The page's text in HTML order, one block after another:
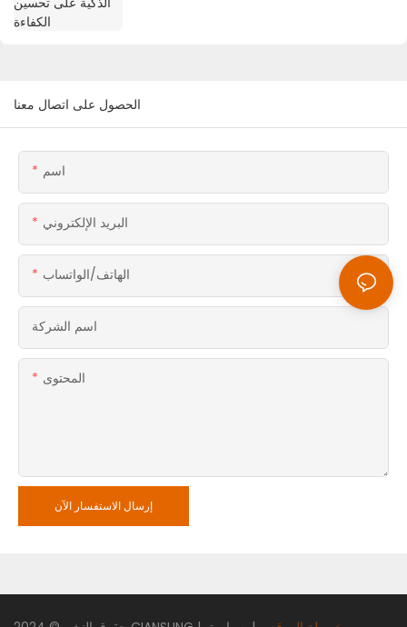
الحصول على اتصال معنا
اسم
البريد الإلكتروني
الهاتف/الواتساب
اسم الشركة
المحتوى
إرسال الاستفسار الآن